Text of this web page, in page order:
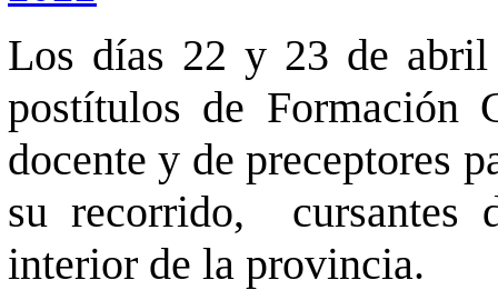
Los días 22 y 23 de
postítulos de Formación
docente y de preceptores
su recorrido, cursantes
interior de la provincia.